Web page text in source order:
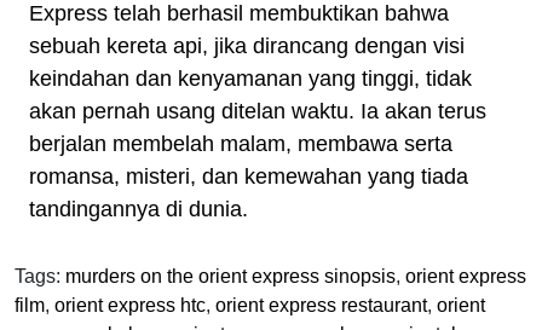
Express telah berhasil membuktikan bahwa
sebuah kereta api, jika dirancang dengan visi
keindahan dan kenyamanan yang tinggi, tidak
akan pernah usang ditelan waktu. Ia akan terus
berjalan membelah malam, membawa serta
romansa, misteri, dan kemewahan yang tiada
tandingannya di dunia.
Tags: murders on the orient express sinopsis, orient express
film, orient express htc, orient express restaurant, orient